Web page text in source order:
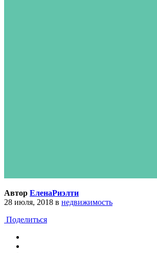
Автор ЕленаРиэлти
28 июля, 2018 в недвижимость
Поделиться